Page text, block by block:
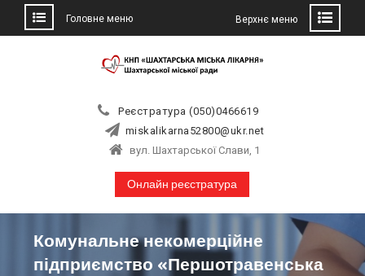
Головне меню Верхнє меню
Реєстратура (050)0466619
miskalikarna52800@ukr.net
вул. Шахтарської Слави, 1
Онлайн реєстратура
Комунальне некомерційне
підприємство «Першотравенська